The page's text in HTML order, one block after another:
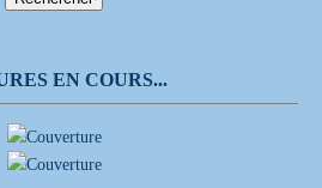
EN COURS...